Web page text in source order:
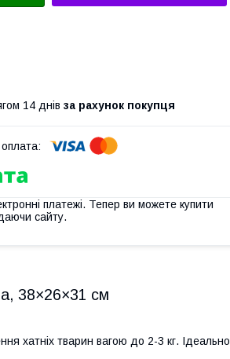
14 днів за рахунок покупця
платежі. Тепер ви можете купити
сайту.
38×26×31 см
хатніх тварин вагою до 2-3 кг. Ідеально